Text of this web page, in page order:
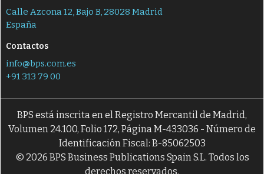
Calle Azcona 12, Bajo B, 28028 Madrid
España
Contactos
info@bps.com.es
+91 313 79 00
BPS está inscrita en el Registro Mercantil de Madrid,
Volumen 24.100, Folio 172, Página M-433036 - Número de
Identificación Fiscal: B-85062503
© 2026 BPS Business Publications Spain S.L. Todos los
derechos reservados.